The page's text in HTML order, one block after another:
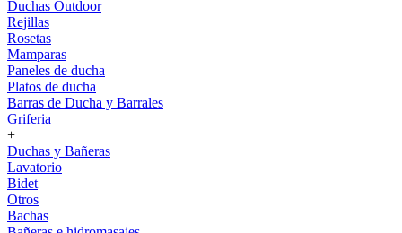
Duchas Outdoor
Rejillas
Rosetas
Mamparas
Paneles de ducha
Platos de ducha
Barras de Ducha y Barrales
Griferia
+
Duchas y Bañeras
Lavatorio
Bidet
Otros
Bachas